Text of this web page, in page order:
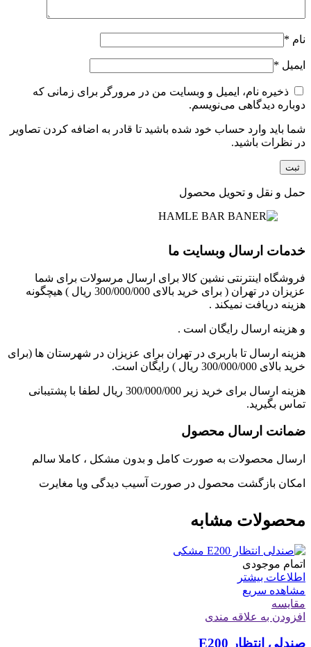
نام *
ایمیل *
ذخیره نام، ایمیل و وبسایت من در مرورگر برای زمانی که
دوباره دیدگاهی می‌نویسم.
شما باید وارد حساب خود شده باشید تا قادر به اضافه کردن تصاویر
در نظرات باشید.
حمل و نقل و تحویل محصول
خدمات ارسال وبسایت ما
فروشگاه اینترنتی نشین کالا برای ارسال مرسولات برای شما
عزیزان در تهران ( برای خرید بالای 300/000/000 ریال ) هیچگونه
هزینه دریافت نمیکند .
و هزینه ارسال رایگان است .
هزینه ارسال تا باربری در تهران برای عزیزان در شهرستان ها (برای
خرید بالای 300/000/000 ریال ) رایگان است.
هزینه ارسال برای خرید زیر 300/000/000 ریال لطفا با پشتیبانی
تماس بگیرید.
ضمانت ارسال محصول
ارسال محصولات به صورت کامل و بدون مشکل ، کاملا سالم
امکان بازگشت محصول در صورت آسیب دیدگی ویا مغایرت
محصولات مشابه
اتمام موجودی
اطلاعات بیشتر
مشاهده سریع
مقایسه
افزودن به علاقه مندی
صندلی انتظار E200